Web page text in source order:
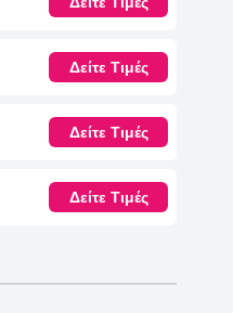
Δείτε Τιμές
Δείτε Τιμές
Δείτε Τιμές